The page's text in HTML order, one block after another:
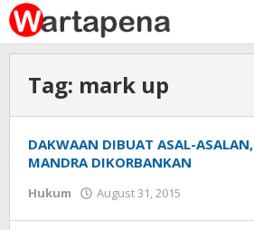
Skip
to
content
Tag: mark up
DAKWAAN DIBUAT ASAL-ASALAN,
MANDRA DIKORBANKAN
Hukum August 31, 2015